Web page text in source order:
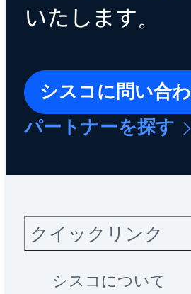
いたします。
シスコに問い合
パートナーを探す
クイックリンク
シスコについて